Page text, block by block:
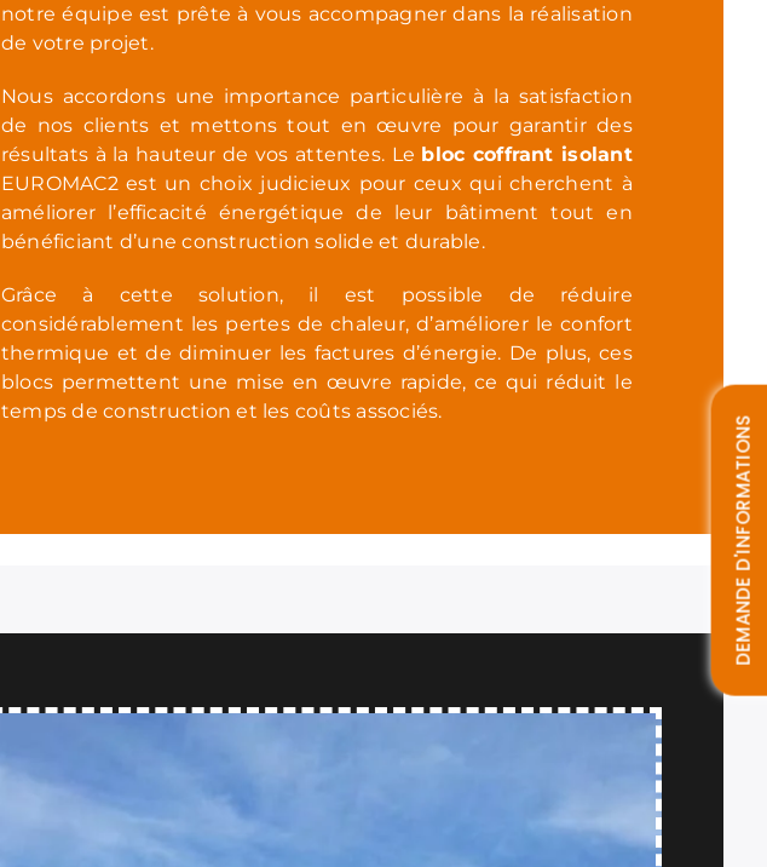
notre équipe est prête à vous accompagner dans la réalisation
de votre projet.
Nous accordons une importance particulière à la satisfaction
de nos clients et mettons tout en œuvre pour garantir des
résultats à la hauteur de vos attentes. Le bloc coffrant isolant
EUROMAC2 est un choix judicieux pour ceux qui cherchent à
améliorer l’efficacité énergétique de leur bâtiment tout en
bénéficiant d’une construction solide et durable.
Grâce à cette solution, il est possible de réduire
considérablement les pertes de chaleur, d’améliorer le confort
thermique et de diminuer les factures d’énergie. De plus, ces
blocs permettent une mise en œuvre rapide, ce qui réduit le
temps de construction et les coûts associés.
DEMANDE D'INFORMATIONS